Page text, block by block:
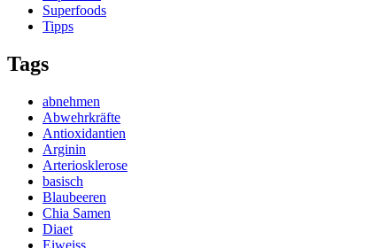
Superfoods
Tipps
Tags
abnehmen
Abwehrkräfte
Antioxidantien
Arginin
Arteriosklerose
basisch
Blaubeeren
Chia Samen
Diaet
Eiweiss